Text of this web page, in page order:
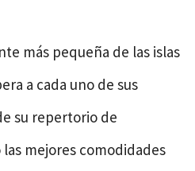
más pequeña de las islas
a cada uno de sus
su repertorio de
mejores comodidades